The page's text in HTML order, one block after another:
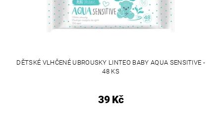
DĚTSKÉ VLHČENÉ UBROUSKY LINTEO BABY AQUA SENSITIVE -
48 KS
39 Kč